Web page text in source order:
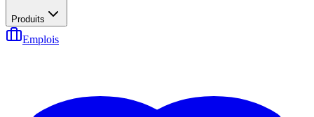
Produits
Emplois